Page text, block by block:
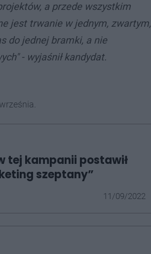
a przede wszystkim
jest trwanie w jednym, zwartym,
do jednej bramki, a nie
- wyjaśnił kandydat.
tej kampanii postawił
szeptany”
11/09/2022